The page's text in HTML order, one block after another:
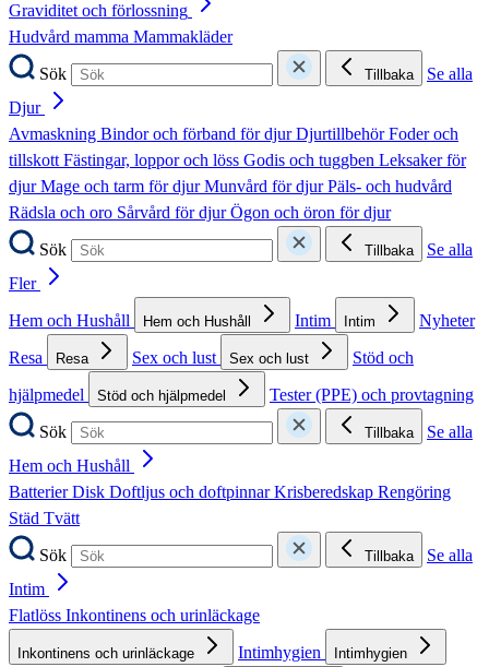
Graviditet och förlossning
Hudvård mamma Mammakläder
Sök
Tillbaka
Se alla
Djur
Avmaskning Bindor och förband för djurDjurtillbehörFoder och
tillskottFästingar, loppor och löss Godis och tuggben Leksaker för
djurMage och tarm för djurMunvård för djurPäls- och hudvård
Rädsla och oro Sårvård för djurÖgon och öron för djur
Sök
Tillbaka
Se alla
Fler
Hem och Hushåll
Hem och Hushåll Intim Intim
Nyheter
Resa
Resa Sex och lust Sex och lust
Stöd och
hjälpmedel
Stöd och hjälpmedel
Tester (PPE) och provtagning
Sök
Tillbaka
Se alla
Hem och Hushåll
BatterierDisk Doftljus och doftpinnarKrisberedskap Rengöring
Städ Tvätt
Sök
Tillbaka
Se alla
Intim
Flatlöss Inkontinens och urinläckage
Inkontinens och urinläckage Intimhygien Intimhygien